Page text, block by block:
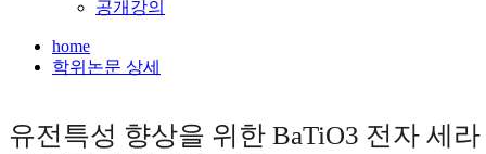
공개강의
home
학위논문 상세
유전특성 향상을 위한 BaTiO3 전자 세라